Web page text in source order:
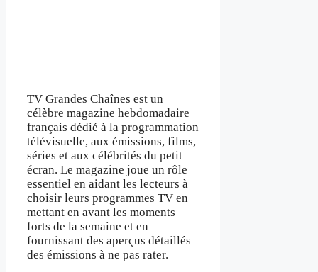
TV Grandes Chaînes est un
célèbre magazine hebdomadaire
français dédié à la programmation
télévisuelle, aux émissions, films,
séries et aux célébrités du petit
écran. Le magazine joue un rôle
essentiel en aidant les lecteurs à
choisir leurs programmes TV en
mettant en avant les moments
forts de la semaine et en
fournissant des aperçus détaillés
des émissions à ne pas rater.